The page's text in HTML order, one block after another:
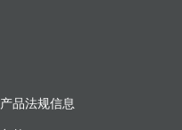
产品法规信息